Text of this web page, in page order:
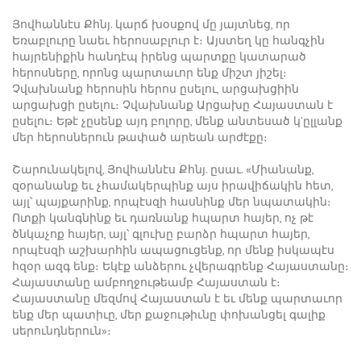
Յովհաննէս Քհնյ. կարճ խօսքով մը յայտնեց, որ
Եռաբլուրը նաեւ հերոսաբլուր է։ Այստեղ կը հանգչին
հայրենիքին հանդէպ իրենց պարտքը կատարած
հերոսները, որոնց պարտաւոր ենք միշտ յիշել։
Չվախնանք հերոսին հերոս ըսելու, արցախցիին
արցախցի ըսելու։ Չվախնանք Արցախը Հայաստան է
ըսելու։ Եթէ չըսենք այդ բոլորը, մենք անտեսած կ’ըլլանք
մեր հերոսներուն թափած արեան արժէքը։
Շարունակելով, Յովհաննէս Քհնյ. ըսաւ. «Միանանք,
զօրանանք եւ չհամակերպինք այս իրավիճակին հետ,
այլ՝ պայքարինք, որպէսզի հասնինք մեր նպատակին։
Ոտքի կանգնինք եւ դառնանք հպարտ հայեր, ոչ թէ
ծնկաչոք հայեր, այլ՝ գլուխը բարձր հպարտ հայեր,
որպէսզի աշխարհին ապացուցենք, որ մենք իսկապէս
հզօր ազգ ենք։ Եկէք անձերու չվերագրենք Հայաստանը։
Հայաստանը ամբողջութեամբ Հայաստան է։
Հայաստանը մեզմով Հայաստան է եւ մենք պարտաւոր
ենք մեր պատիւը, մեր քաջութիւնը փոխանցել գալիք
սերունդներուն»։